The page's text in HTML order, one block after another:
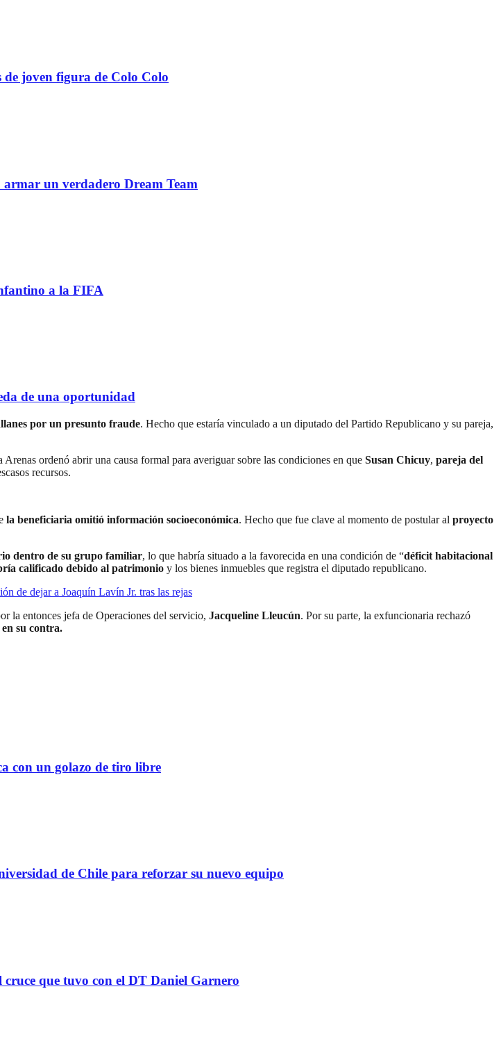
de joven figura de Colo Colo
armar un verdadero Dream Team
a la FIFA
de una oportunidad
por un presunto fraude. Hecho que estaría vinculado a un diputado del Partido Republicano y su pareja,
ordenó abrir una causa formal para averiguar sobre las condiciones en que Susan Chicuy, pareja del
recursos.
la beneficiaria omitió información socioeconómica. Hecho que fue clave al momento de postular al proyecto
dentro de su grupo familiar, lo que habría situado a la favorecida en una condición de “déficit habitacional
calificado debido al patrimonio y los bienes inmuebles que registra el diputado republicano.
de dejar a Joaquín Lavín Jr. tras las rejas
la entonces jefa de Operaciones del servicio, Jacqueline Lleucún. Por su parte, la exfuncionaria rechazó
su contra.
con un golazo de tiro libre
de Chile para reforzar su nuevo equipo
que tuvo con el DT Daniel Garnero